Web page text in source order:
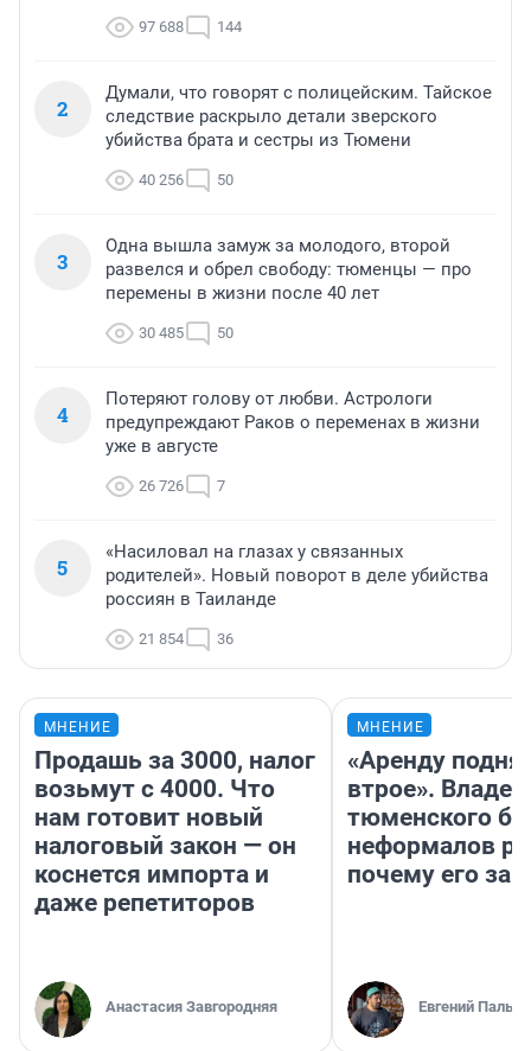
97 688 144
2
Думали, что говорят с полицейским. Тайское
следствие раскрыло детали зверского
убийства брата и сестры из Тюмени
40 256 50
3
Одна вышла замуж за молодого, второй
развелся и обрел свободу: тюменцы — про
перемены в жизни после 40 лет
30 485 50
4
Потеряют голову от любви. Астрологи
предупреждают Раков о переменах в жизни
уже в августе
26 726 7
5
«Насиловал на глазах у связанных
родителей». Новый поворот в деле убийства
россиян в Таиланде
21 854 36
МНЕНИЕ
Продашь за 3000, налог
возьмут с 4000. Что
нам готовит новый
налоговый закон — он
коснется импорта и
даже репетиторов
Анастасия Завгородняя
МНЕНИЕ
«Аренду
втрое».
тюменского
неформалов
почему его
Евгений